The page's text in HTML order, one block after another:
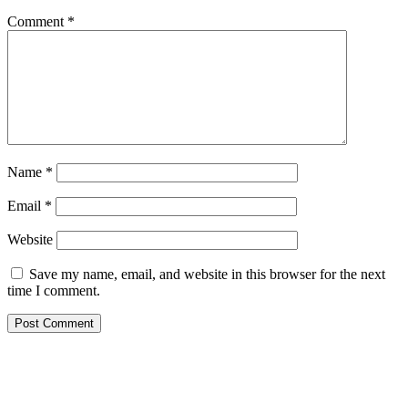
Comment *
Name *
Email *
Website
Save my name, email, and website in this browser for the next
time I comment.